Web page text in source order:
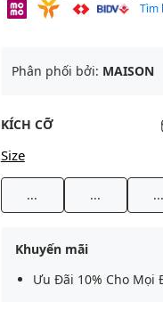
Tìm
Phân phối bởi: MAISON
KÍCH CỠ
Size
... ... ...
Khuyến mãi
Ưu Đãi 10% Cho Mọi